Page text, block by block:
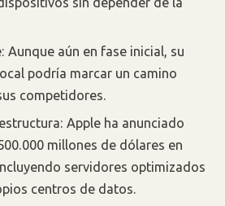
Aunque aún en fase inicial, su
podría marcar un camino
competidores.
Apple ha anunciado
millones de dólares en
servidores optimizados
centros de datos.